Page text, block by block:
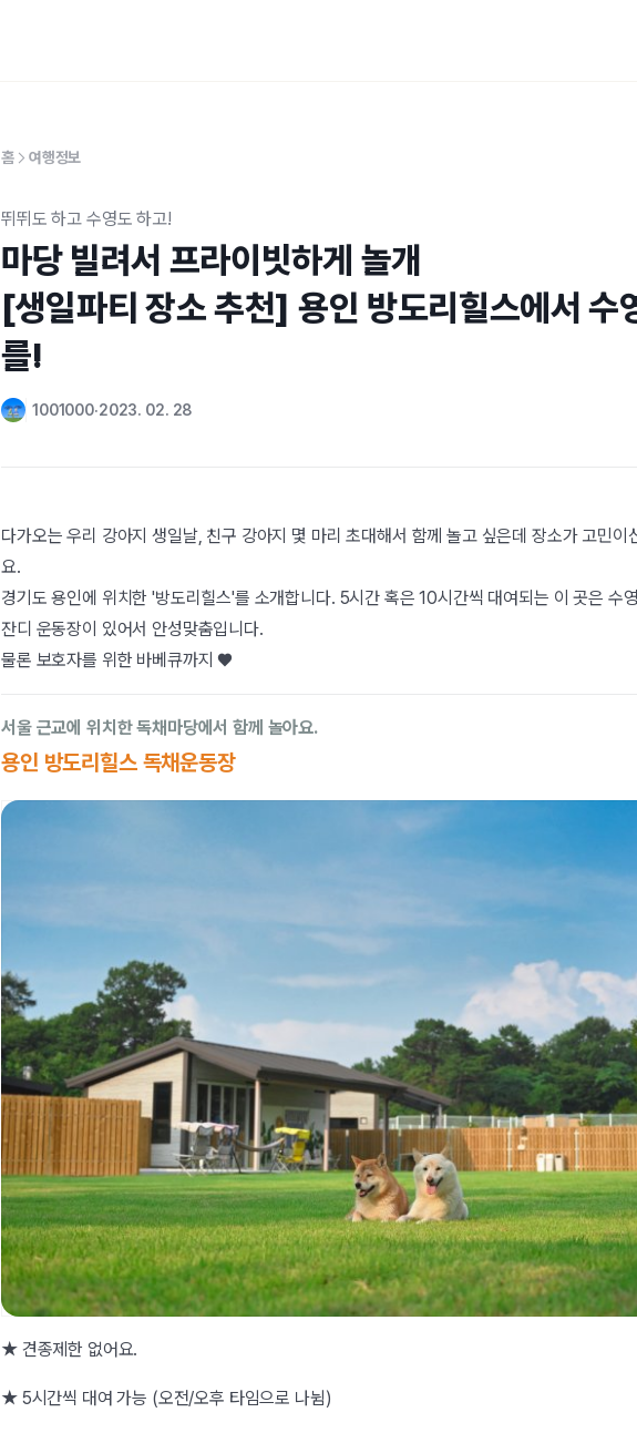
홈 여행정보
뛰뛰도 하고 수영도 하고!
마당 빌려서 프라이빗하게 놀개
[생일파티 장소 추천] 용인 방도리힐스에서 수
를!
1001000 2023. 02. 28
다가오는 우리 강아지 생일날, 친구 강아지 몇 마리 초대해서 함께 놀고 싶은데 장소가 고민이
요.
경기도 용인에 위치한 '방도리힐스'를 소개합니다. 5시간 혹은 10시간씩 대여되는 이 곳은 수
잔디 운동장이 있어서 안성맞춤입니다.
물론 보호자를 위한 바베큐까지 ♥
서울 근교에 위치한 독채마당에서 함께 놀아요.
용인 방도리힐스 독채운동장
★ 견종제한 없어요.
★ 5시간씩 대여 가능 (오전/오후 타임으로 나뉨)